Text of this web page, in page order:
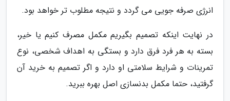
انرژی صرفه جویی می گردد و نتیجه مطلوب تر خواهد بود.
در نهایت اینکه تصمیم بگیریم مکمل مصرف کنیم یا خیر،
بسته به هر فرد فرق دارد و بستگی به اهداف شخصی، نوع
تمرینات و شرایط سلامتی او دارد و اگر تصمیم به خرید آن
گرفتید، حتما مکمل بدنسازی اصل بهره ببرید.